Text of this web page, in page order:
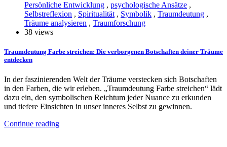
Persönliche Entwicklung , psychologische Ansätze ,
Selbstreflexion , Spiritualität , Symbolik , Traumdeutung ,
Träume analysieren , Traumforschung
38 views
Traumdeutung Farbe streichen: Die verborgenen Botschaften deiner Träume
entdecken
In der faszinierenden Welt der Träume verstecken sich Botschaften
in den Farben, die wir erleben. „Traumdeutung Farbe streichen“ lädt
dazu ein, den symbolischen Reichtum jeder Nuance zu erkunden
und tiefere Einsichten in unser inneres Selbst zu gewinnen.
Continue reading